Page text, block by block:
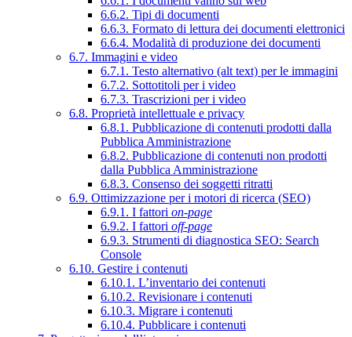
6.6.2. Tipi di documenti
6.6.3. Formato di lettura dei documenti elettronici
6.6.4. Modalità di produzione dei documenti
6.7. Immagini e video
6.7.1. Testo alternativo (alt text) per le immagini
6.7.2. Sottotitoli per i video
6.7.3. Trascrizioni per i video
6.8. Proprietà intellettuale e privacy
6.8.1. Pubblicazione di contenuti prodotti dalla
Pubblica Amministrazione
6.8.2. Pubblicazione di contenuti non prodotti
dalla Pubblica Amministrazione
6.8.3. Consenso dei soggetti ritratti
6.9. Ottimizzazione per i motori di ricerca (SEO)
6.9.1. I fattori on-page
6.9.2. I fattori off-page
6.9.3. Strumenti di diagnostica SEO: Search
Console
6.10. Gestire i contenuti
6.10.1. L’inventario dei contenuti
6.10.2. Revisionare i contenuti
6.10.3. Migrare i contenuti
6.10.4. Pubblicare i contenuti